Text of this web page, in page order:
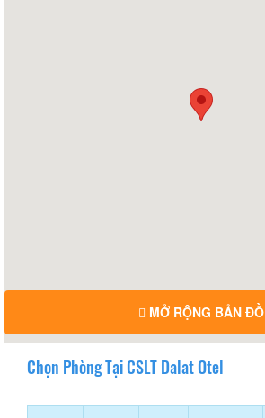
MỞ RỘNG BẢN ĐỒ
Chọn Phòng Tại CSLT Dalat Otel